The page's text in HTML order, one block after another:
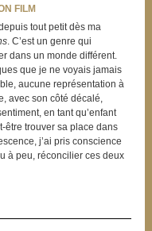
FILM
tout petit dès ma
. C’est un genre qui
dans un monde différent.
que je ne voyais jamais
aucune représentation à
avec son côté décalé,
en tant qu’enfant
être trouver sa place dans
j’ai pris conscience
à peu, réconcilier ces deux